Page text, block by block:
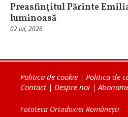
Preasfințitul Părinte
luminoasă
02 Iul, 2026
Politica de cookie | Politica de
Contact| Despre noi |
Fototeca Ortodoxiei Românești